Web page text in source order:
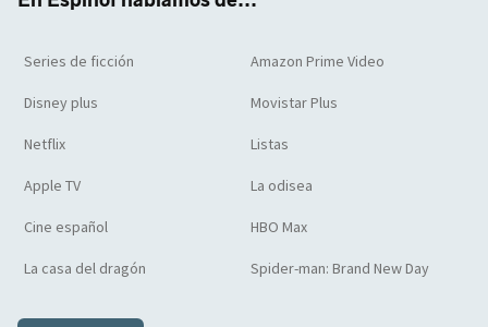
Series de ficción Amazon Prime Video
Disney plus Movistar Plus
Netflix Listas
Apple TV La odisea
Cine español HBO Max
La casa del dragón Spider-man: Brand New Day